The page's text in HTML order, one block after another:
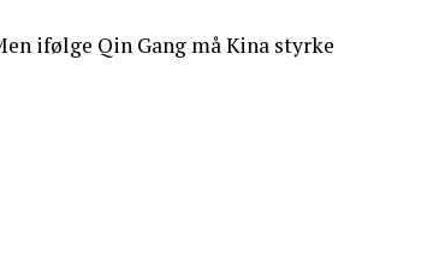
ifølge Qin Gang må Kina styrke